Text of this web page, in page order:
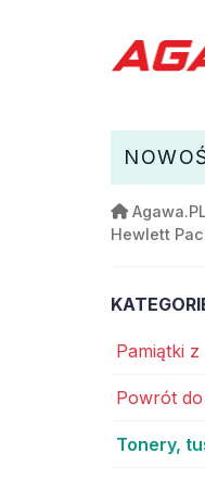
Agawa.PL
Hewlett
Pamiątki z
Powrót do
Tonery,